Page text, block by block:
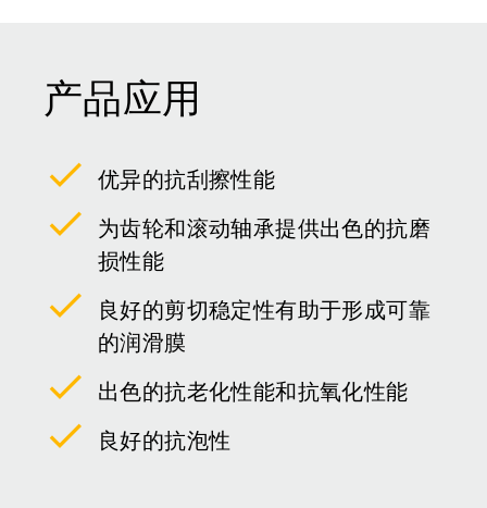
产品应用
优异的抗刮擦性能
为齿轮和滚动轴承提供出色的抗磨
损性能
良好的剪切稳定性有助于形成可靠
的润滑膜
出色的抗老化性能和抗氧化性能
良好的抗泡性